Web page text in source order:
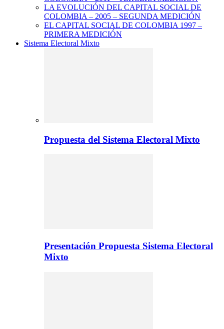
LA EVOLUCIÓN DEL CAPITAL SOCIAL DE
COLOMBIA – 2005 – SEGUNDA MEDICIÓN
EL CAPITAL SOCIAL DE COLOMBIA 1997 –
PRIMERA MEDICIÓN
Sistema Electoral Mixto
Propuesta del Sistema Electoral Mixto
Presentación Propuesta Sistema Electoral
Mixto